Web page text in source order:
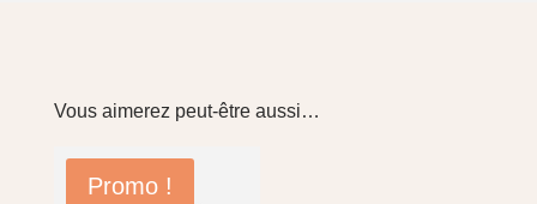
Vous aimerez peut-être aussi…
Promo !